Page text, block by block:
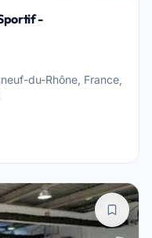
-
du-Rhône, France,